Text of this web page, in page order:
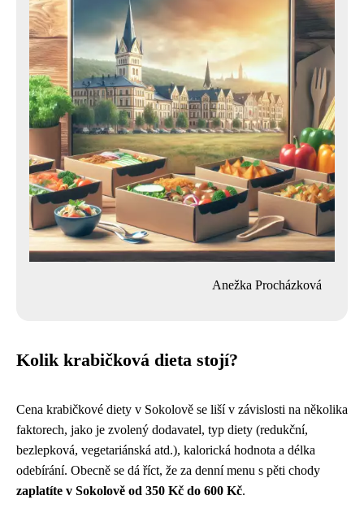
Anežka Procházková
Kolik krabičková dieta stojí?
Cena krabičkové diety v Sokolově se liší v závislosti na několika
faktorech, jako je zvolený dodavatel, typ diety (redukční,
bezlepková, vegetariánská atd.), kalorická hodnota a délka
odebírání. Obecně se dá říct, že za denní menu s pěti chody
zaplatíte v Sokolově od 350 Kč do 600 Kč.